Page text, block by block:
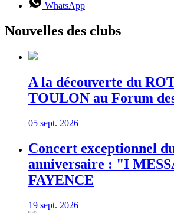
WhatsApp
Nouvelles des clubs
A la découverte du
TOULON au Forum
05 sept. 2026
Concert exceptionnel
anniversaire : "I
FAYENCE
19 sept. 2026